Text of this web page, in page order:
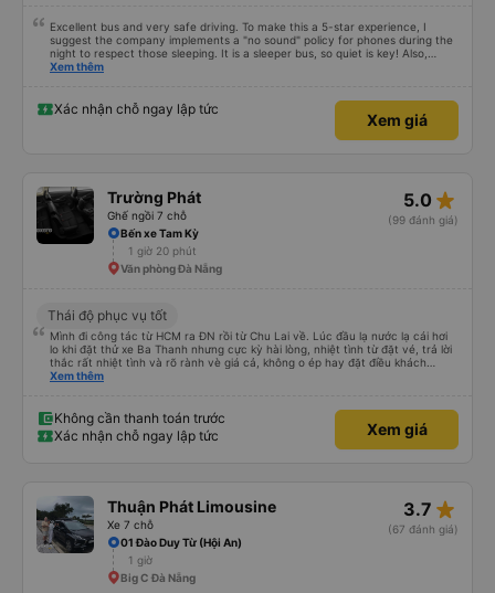
Excellent bus and very safe driving. To make this a 5-star experience, I
suggest the company implements a "no sound" policy for phones during the
night to respect those sleeping. It is a sleeper bus, so quiet is key! Also,
please display the Wi-Fi password clearly inside the cabin for convenience. I
quy định rõ ràng về việc giữ im lặng (tắt âm thanh điện thoại) vào ban đêm
để tránh làm phiền hành khách khác ngủ. Ngoài ra, nhà xe nên dán sẵn mật
khẩu Wi-Fi trong xe để hành khách dễ dàng sử dụng. Tôi vẫn sẽ tiếp tục ủng
Xem thêm
Xác nhận chỗ ngay lập tức
Xem giá
Trường Phát
Ghế ngồi 7 chỗ
5.0 star_rate
(99 đánh giá)
Bến xe Tam Kỳ
1 giờ 20 phút
Văn phòng Đà Nẵng
Thái độ phục vụ tốt
Mình đi công tác từ HCM ra ĐN rồi từ Chu Lai về. Lúc đầu lạ nước lạ cái hơi
lo khi đặt thử xe Ba Thanh nhưng cực kỳ hài lòng, nhiệt tình từ đặt vé, trả lời
thắc rất nhiệt tình và rõ rành vè giá cả, không o ép hay đặt điều khách
hàng. Lần tới đi công tác chắc chắn tiếp tục dùng xe nhà này!
Xem thêm
Không cần thanh toán trước
Xác nhận chỗ ngay lập tức
Xem giá
Thuận Phát Limousine
Xe 7 chỗ
3.7 star_rate
(67 đánh giá)
01 Đào Duy Từ (Hội An)
1 giờ
Big C Đà Nẵng